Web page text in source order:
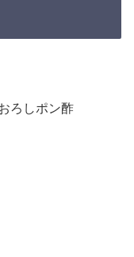
ろしポン酢